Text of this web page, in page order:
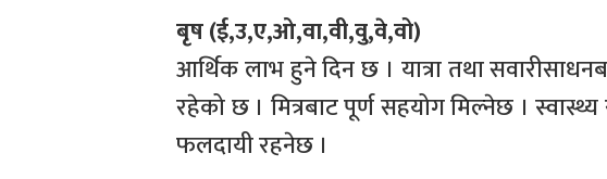
बृष (ई,उ,ए,ओ,वा,वी,वु,वे,वो)
आर्थिक लाभ हुने दिन छ । यात्रा तथा
रहेको छ । मित्रबाट पूर्ण सहयोग मिल्नेछ ।
फलदायी रहनेछ ।